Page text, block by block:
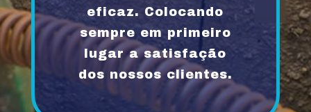
eficaz. Colocando
sempre em primeiro
lugar a satisfação
dos nossos clientes.